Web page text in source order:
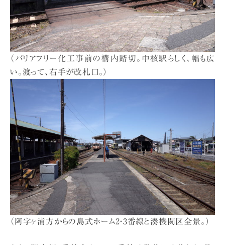
（バリアフリー化工事前の構内踏切。中核駅らしく、幅も広
い。渡って、右手が改札口。）
（阿字ヶ浦方からの島式ホーム2・3番線と湊機関区全景。）